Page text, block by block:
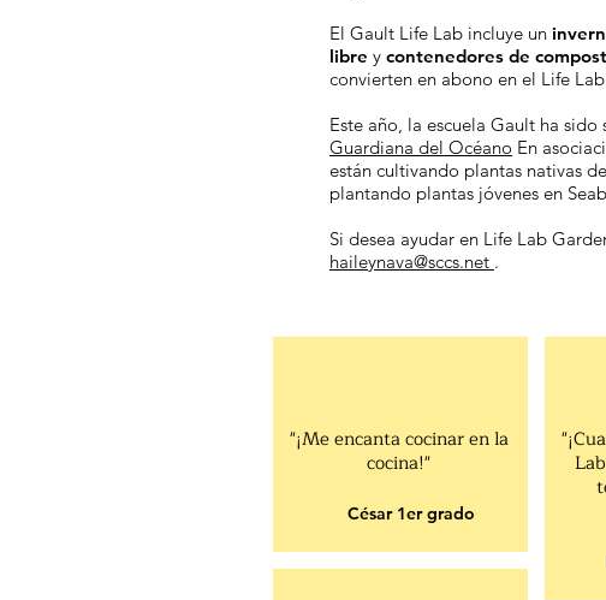
El Gault Life Lab incluye un
libre y contenedores de compost
convierten en abono en el Life
Este año, la escuela Gault ha
Guardiana del Océano En
están cultivando plantas nativas
plantando plantas jóvenes en
Si desea ayudar en Life Lab
haileynava@sccs.net .
"¡Me encanta cocinar en la
cocina!"
César 1er grado